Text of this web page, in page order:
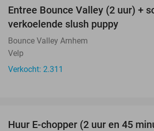
Entree Bounce Valley (2 uur) +
verkoelende slush puppy
Bounce Valley Arnhem
Velp
Verkocht: 2.311
Huur E-chopper (2 uur en 45